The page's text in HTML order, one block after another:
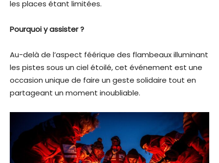
les places étant limitées.
Pourquoi y assister ?
Au-delà de l’aspect féérique des flambeaux illuminant
les pistes sous un ciel étoilé, cet événement est une
occasion unique de faire un geste solidaire tout en
partageant un moment inoubliable.